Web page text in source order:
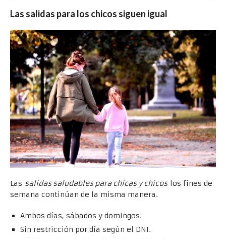
Las salidas para los chicos siguen igual
Las salidas saludables para chicas y chicoslos fines de
semana continúan de la misma manera.
Ambos días, sábados y domingos.
Sin restricción por día según el DNI.